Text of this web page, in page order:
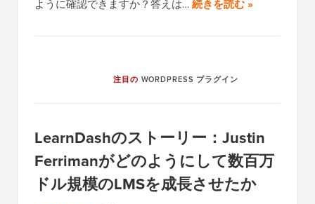
ように確認できますか？答えは…続きを読む »
注目の WORDPRESS プラグイン
LearnDashのストーリー：Justin
Ferrimanがどのようにして数百万
ドル規模のLMSを成長させたか